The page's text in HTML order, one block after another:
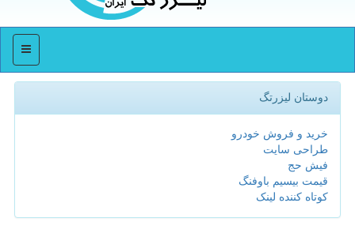
منو
دوستان لیزرتگ
خرید و فروش خودرو
طراحی سایت
فیش حج
قیمت بیسیم باوفنگ
کوتاه کننده لینک